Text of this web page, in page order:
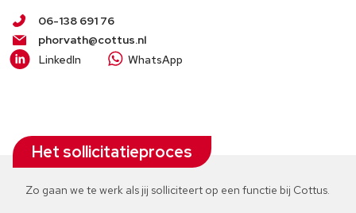
06-138 691 76
phorvath@cottus.nl
LinkedIn
WhatsApp
Het sollicitatieproces
Zo gaan we te werk als jij solliciteert op een functie bij Cottus.